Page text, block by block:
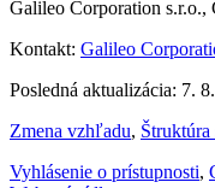
Galileo Corporation s.r.o.,
Kontakt: Galileo
Posledná aktualizácia: 7.
Zmena vzhľadu, Štruktúra
Vyhlásenie o prístupnosti,